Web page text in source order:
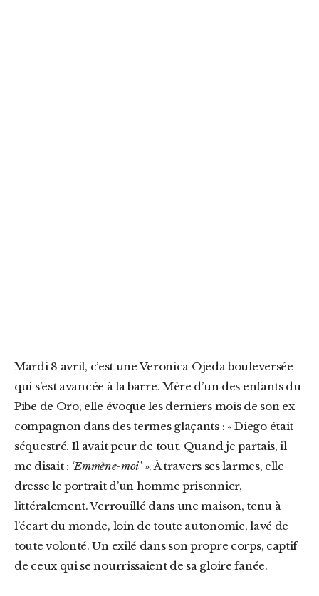
Mardi 8 avril, c’est une Veronica Ojeda bouleversée
qui s’est avancée à la barre. Mère d’un des enfants du
Pibe de Oro, elle évoque les derniers mois de son ex-
compagnon dans des termes glaçants : « Diego était
séquestré. Il avait peur de tout. Quand je partais, il
me disait : ‘Emmène-moi’». À travers ses larmes, elle
dresse le portrait d’un homme prisonnier,
littéralement. Verrouillé dans une maison, tenu à
l’écart du monde, loin de toute autonomie, lavé de
toute volonté. Un exilé dans son propre corps, captif
de ceux qui se nourrissaient de sa gloire fanée.